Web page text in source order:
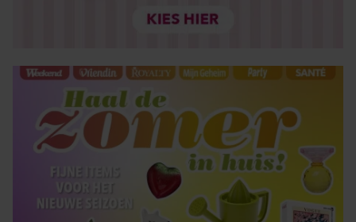
partners voor social media, adverteren en analyse. Deze
verzameld op basis van uw gebruik van hun services. U
gaat akkoord met onze cookies als u onze website blijft
gebruiken.